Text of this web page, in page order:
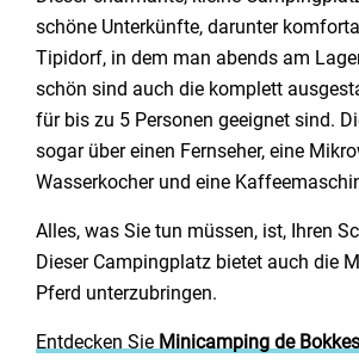
schöne Unterkünfte, darunter
Tipidorf, in dem man abends am
schön sind auch die komplett
für bis zu 5 Personen geeignet sind.
sogar über einen Fernseher, eine
Wasserkocher und eine
Alles, was Sie tun müssen, ist, Ihren
Dieser Campingplatz bietet auch die
Pferd unterzubringen.
Entdecken Sie Minicamping de